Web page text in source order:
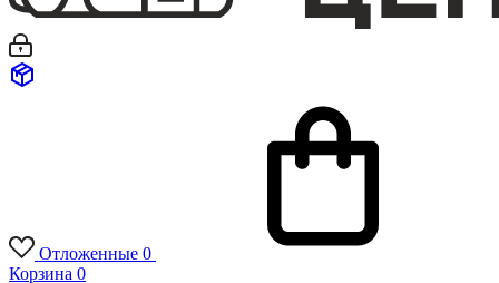
Отложенные 0
Корзина 0